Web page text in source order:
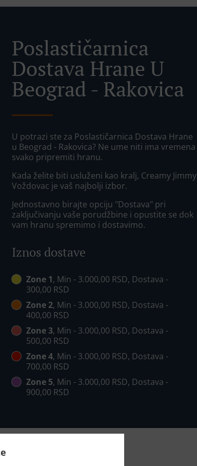
Poslastičarnica
Dostava Hrane U
Beograd - Rakovica
U potrazi ste za Poslastičarnica Dostava Hrane
u Beograd - Rakovica? Ne ume niti ima vremena
svako pripremiti hranu.
Kada želite biti usluženi kao kralj, Creamy Jimmy
Voždovac je vaš najbolji izbor.
Jednostavno birajte opciju "Dostava" pri
zaključivanju vaše porudžbine i opustite se dok
vam hranu spremimo i dostavimo.
Iznos dostave
Zone 1, Min - 3.000,00 RSD, Dostava -
300,00 RSD
Zone 2, Min - 3.000,00 RSD, Dostava -
400,00 RSD
Zone 3, Min - 3.000,00 RSD, Dostava -
500,00 RSD
Zone 4, Min - 3.000,00 RSD, Dostava -
700,00 RSD
Zone 5, Min - 3.000,00 RSD, Dostava -
900,00 RSD